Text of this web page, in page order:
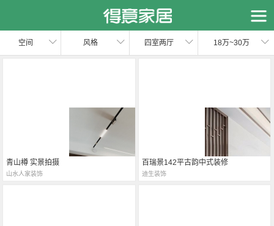
空间 风格 四室两厅 18万~30万
青山樽 实景拍摄
山水人家装饰
百瑞景142平古韵中式装修
迪生装饰